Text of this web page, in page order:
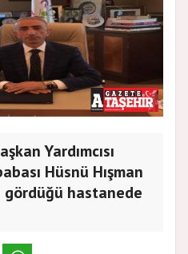
Yardımcısı
Hüsnü Hışman
hastanede